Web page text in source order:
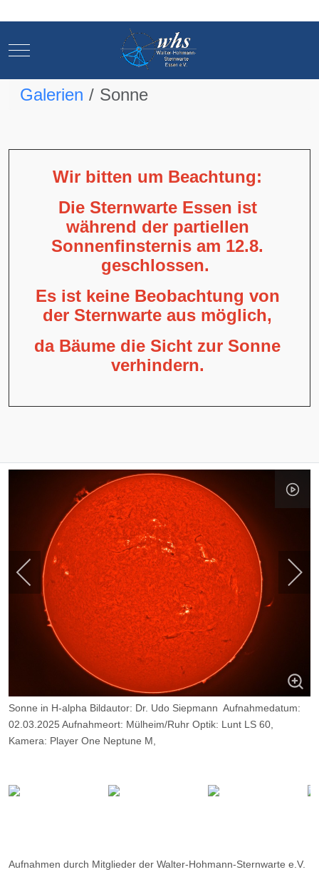
Mobile Menu Toggle
Galerien Sonne
Wir bitten um Beachtung:
Die Sternwarte Essen ist
während der partiellen
Sonnenfinsternis am 12.8.
geschlossen.
Es ist keine Beobachtung von
der Sternwarte aus möglich,
da Bäume die Sicht zur Sonne
verhindern.
Sonne in H-alpha Bildautor: Dr. Udo Siepmann Aufnahmedatum:
02.03.2025 Aufnahmeort: Mülheim/Ruhr Optik: Lunt LS 60,
Kamera: Player One Neptune M,
Aufnahmen durch Mitglieder der Walter-Hohmann-Sternwarte e.V.